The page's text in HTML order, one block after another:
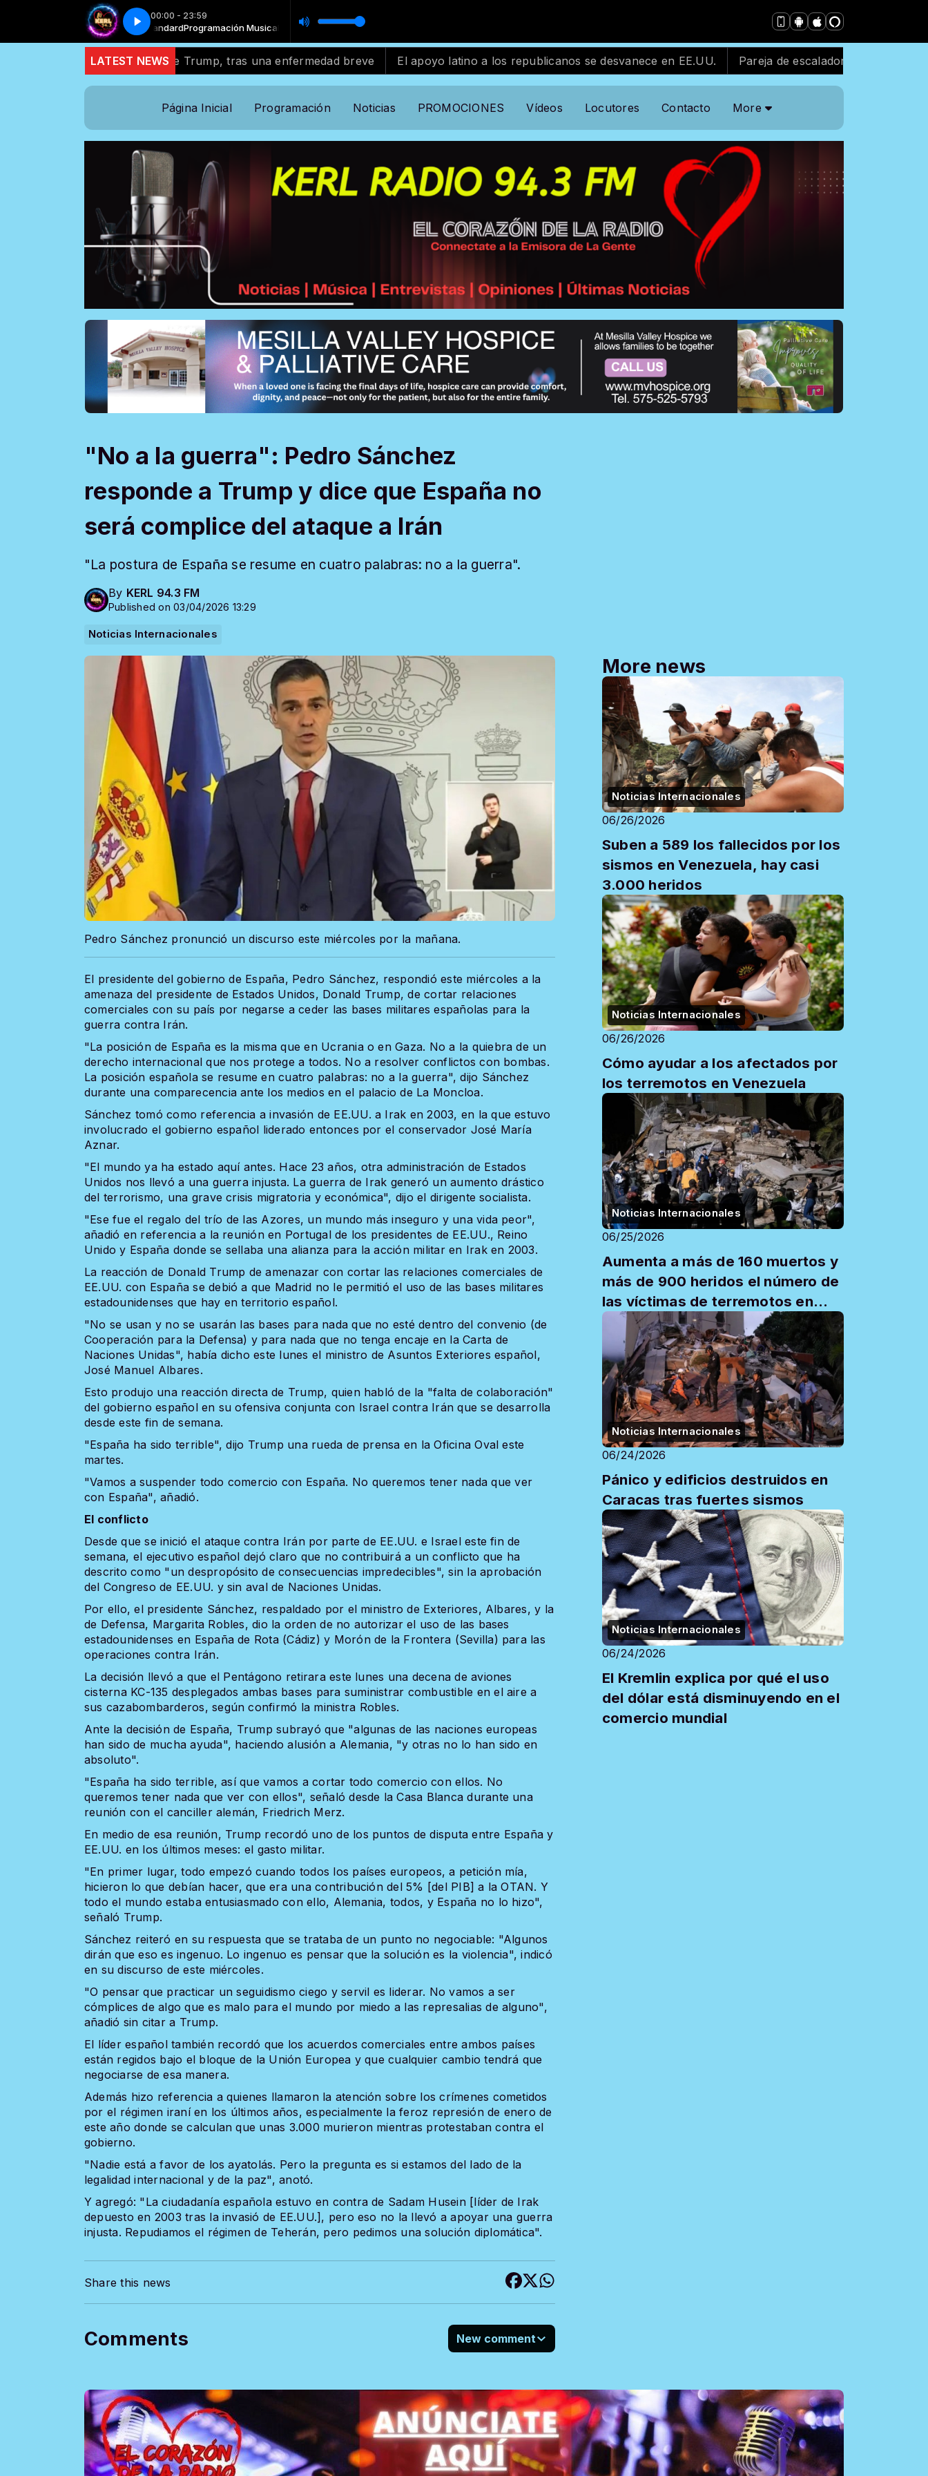
00:00 - 23:59
with Locutor standard Programación Musical with Locutor standard
estrena - Allí Me Enamoré Phil Robinson estrena - Allí Me Enamoré
LATEST NEWS
aliado de Trump, tras una enfermedad breve El apoyo latino a los republicanos se desvanece en EE.UU. Pareja de escaladores arrestada tras escalar
Página Inicial Programación Noticias PROMOCIONES Vídeos Locutores Contacto More
"No a la guerra": Pedro Sánchez
responde a Trump y dice que España no
será complice del ataque a Irán
"La postura de España se resume en cuatro palabras: no a la guerra".
By KERL 94.3 FM
Published on 03/04/2026 13:29
Noticias Internacionales
Pedro Sánchez pronunció un discurso este miércoles por la mañana.
El presidente del gobierno de España, Pedro Sánchez, respondió este miércoles a la
amenaza del presidente de Estados Unidos, Donald Trump, de cortar relaciones
comerciales con su país por negarse a ceder las bases militares españolas para la
guerra contra Irán.
"La posición de España es la misma que en Ucrania o en Gaza. No a la quiebra de un
derecho internacional que nos protege a todos. No a resolver conflictos con bombas.
La posición española se resume en cuatro palabras: no a la guerra", dijo Sánchez
durante una comparecencia ante los medios en el palacio de La Moncloa.
Sánchez tomó como referencia a invasión de EE.UU. a Irak en 2003, en la que estuvo
involucrado el gobierno español liderado entonces por el conservador José María
Aznar.
"El mundo ya ha estado aquí antes. Hace 23 años, otra administración de Estados
Unidos nos llevó a una guerra injusta. La guerra de Irak generó un aumento drástico
del terrorismo, una grave crisis migratoria y económica", dijo el dirigente socialista.
"Ese fue el regalo del trío de las Azores, un mundo más inseguro y una vida peor",
añadió en referencia a la reunión en Portugal de los presidentes de EE.UU., Reino
Unido y España donde se sellaba una alianza para la acción militar en Irak en 2003.
La reacción de Donald Trump de amenazar con cortar las relaciones comerciales de
EE.UU. con España se debió a que Madrid no le permitió el uso de las bases militares
estadounidenses que hay en territorio español.
"No se usan y no se usarán las bases para nada que no esté dentro del convenio (de
Cooperación para la Defensa) y para nada que no tenga encaje en la Carta de
Naciones Unidas", había dicho este lunes el ministro de Asuntos Exteriores español,
José Manuel Albares.
Esto produjo una reacción directa de Trump, quien habló de la "falta de colaboración"
del gobierno español en su ofensiva conjunta con Israel contra Irán que se desarrolla
desde este fin de semana.
"España ha sido terrible", dijo Trump una rueda de prensa en la Oficina Oval este
martes.
"Vamos a suspender todo comercio con España. No queremos tener nada que ver
con España", añadió.
El conflicto
Desde que se inició el ataque contra Irán por parte de EE.UU. e Israel este fin de
semana, el ejecutivo español dejó claro que no contribuirá a un conflicto que ha
descrito como "un despropósito de consecuencias impredecibles", sin la aprobación
del Congreso de EE.UU. y sin aval de Naciones Unidas.
Por ello, el presidente Sánchez, respaldado por el ministro de Exteriores, Albares, y la
de Defensa, Margarita Robles, dio la orden de no autorizar el uso de las bases
estadounidenses en España de Rota (Cádiz) y Morón de la Frontera (Sevilla) para las
operaciones contra Irán.
La decisión llevó a que el Pentágono retirara este lunes una decena de aviones
cisterna KC-135 desplegados ambas bases para suministrar combustible en el aire a
sus cazabombarderos, según confirmó la ministra Robles.
Ante la decisión de España, Trump subrayó que "algunas de las naciones europeas
han sido de mucha ayuda", haciendo alusión a Alemania, "y otras no lo han sido en
absoluto".
"España ha sido terrible, así que vamos a cortar todo comercio con ellos. No
queremos tener nada que ver con ellos", señaló desde la Casa Blanca durante una
reunión con el canciller alemán, Friedrich Merz.
En medio de esa reunión, Trump recordó uno de los puntos de disputa entre España y
EE.UU. en los últimos meses: el gasto militar.
"En primer lugar, todo empezó cuando todos los países europeos, a petición mía,
hicieron lo que debían hacer, que era una contribución del 5% [del PIB] a la OTAN. Y
todo el mundo estaba entusiasmado con ello, Alemania, todos, y España no lo hizo",
señaló Trump.
Sánchez reiteró en su respuesta que se trataba de un punto no negociable: "Algunos
dirán que eso es ingenuo. Lo ingenuo es pensar que la solución es la violencia", indicó
en su discurso de este miércoles.
"O pensar que practicar un seguidismo ciego y servil es liderar. No vamos a ser
cómplices de algo que es malo para el mundo por miedo a las represalias de alguno",
añadió sin citar a Trump.
El líder español también recordó que los acuerdos comerciales entre ambos países
están regidos bajo el bloque de la Unión Europea y que cualquier cambio tendrá que
negociarse de esa manera.
Además hizo referencia a quienes llamaron la atención sobre los crímenes cometidos
por el régimen iraní en los últimos años, especialmente la feroz represión de enero de
este año donde se calculan que unas 3.000 murieron mientras protestaban contra el
gobierno.
"Nadie está a favor de los ayatolás. Pero la pregunta es si estamos del lado de la
legalidad internacional y de la paz", anotó.
Y agregó: "La ciudadanía española estuvo en contra de Sadam Husein [líder de Irak
depuesto en 2003 tras la invasió de EE.UU.], pero eso no la llevó a apoyar una guerra
injusta. Repudiamos el régimen de Teherán, pero pedimos una solución diplomática".
Share this news
Comments New comment
More news
Noticias Internacionales
06/26/2026
Suben a 589 los fallecidos por los
sismos en Venezuela, hay casi
3.000 heridos
Noticias Internacionales
06/26/2026
Cómo ayudar a los afectados por
los terremotos en Venezuela
Noticias Internacionales
06/25/2026
Aumenta a más de 160 muertos y
más de 900 heridos el número de
las víctimas de terremotos en
Venezuela
Noticias Internacionales
06/24/2026
Pánico y edificios destruidos en
Caracas tras fuertes sismos
Noticias Internacionales
06/24/2026
El Kremlin explica por qué el uso
del dólar está disminuyendo en el
comercio mundial